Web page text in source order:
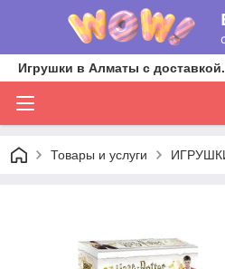
Игрушки в Алматы с
Товары и услуги